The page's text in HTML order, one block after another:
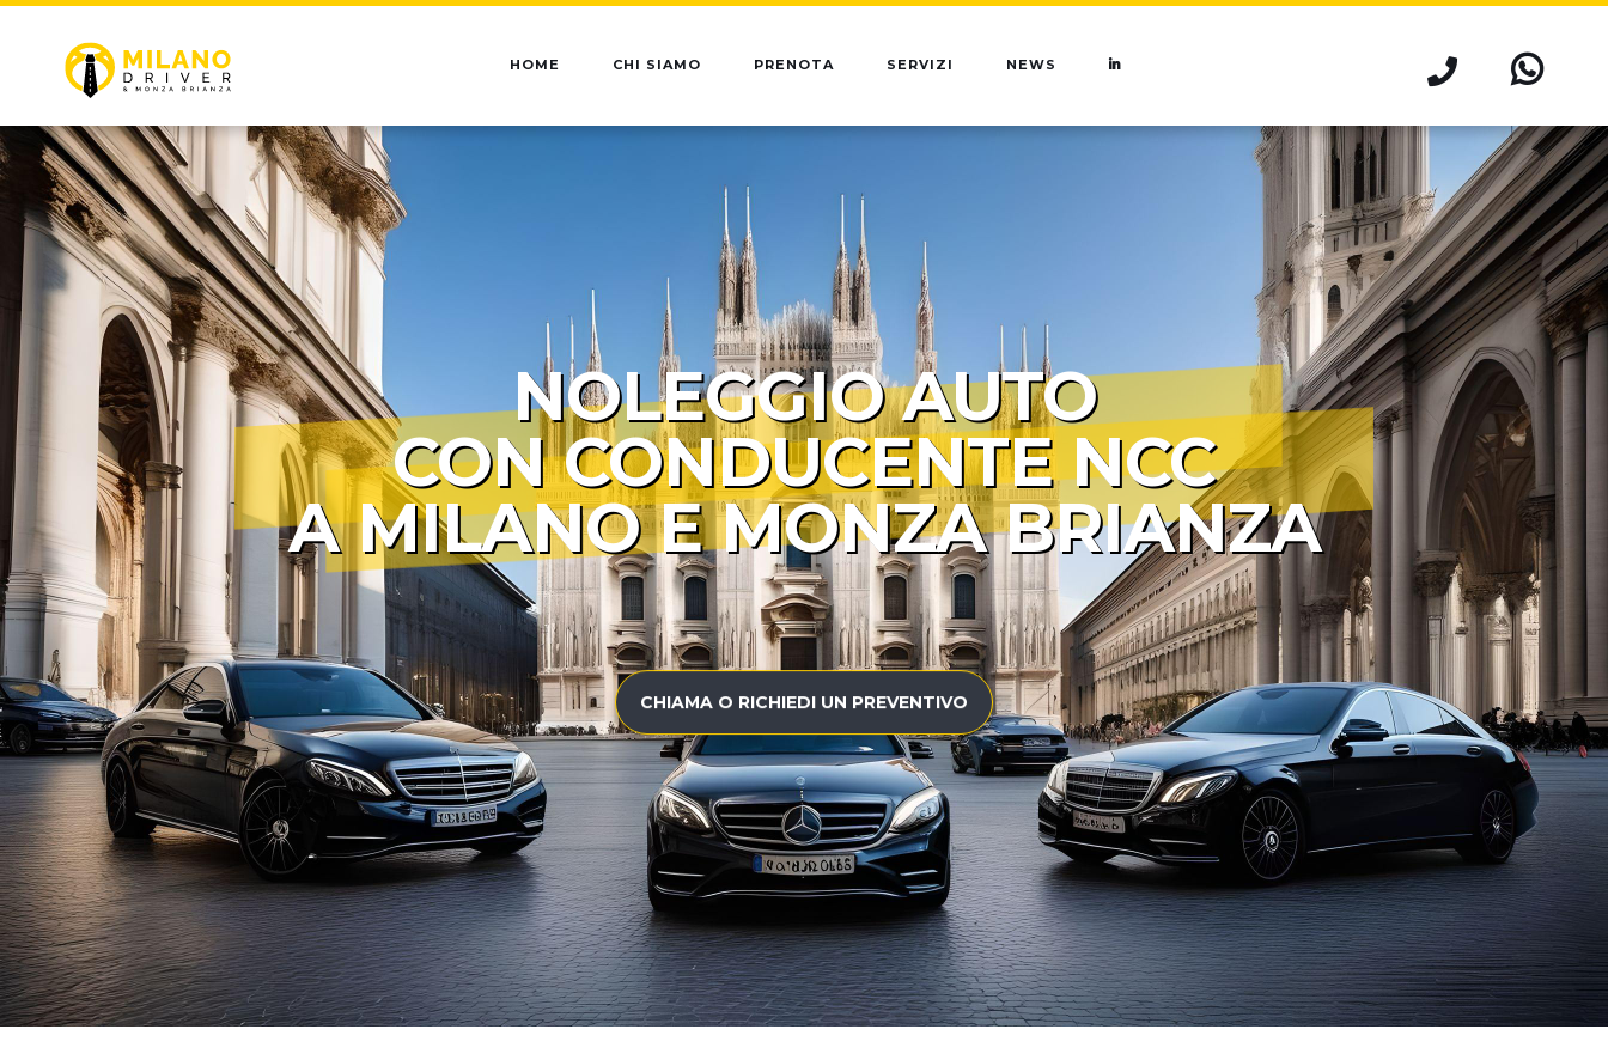
HOME CHI SIAMO PRENOTA SERVIZI NEWS
NOLEGGIO AUTO
CON CONDUCENTE NCC
A MILANO E MONZA BRIANZA
CHIAMA O RICHIEDI UN PREVENTIVO